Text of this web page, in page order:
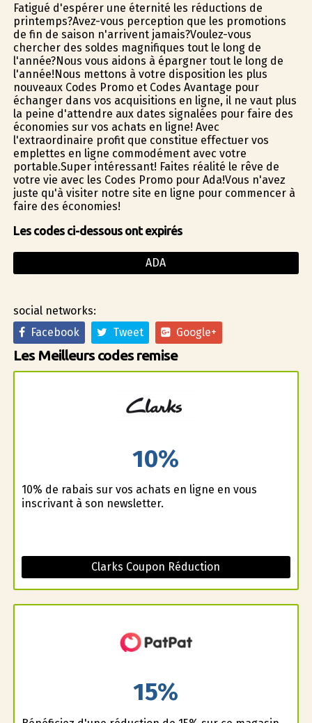
Fatigué d'espérer une éternité les réductions de
printemps?Avez-vous perception que les promotions
de fin de saison n'arrivent jamais?Voulez-vous
chercher des soldes magnifiques tout le long de
l'année?Nous vous aidons à épargner tout le long de
l'année!Nous mettons à votre disposition les plus
nouveaux Codes Promo et Codes Avantage pour
échanger dans vos acquisitions en ligne, il ne vaut plus
la peine d'attendre aux dates signalées pour faire des
économies sur vos achats en ligne! Avec
l'extraordinaire profit que constitue effectuer vos
emplettes en ligne commodément avec votre
portable.Super intéressant! Faites réalité le rêve de
votre vie avec les Codes Promo pour Ada!Vous n'avez
juste qu'à visiter notre site en ligne pour commencer à
faire des économies!
Les codes ci-dessous ont expirés
ADA
social networks:
Facebook
Tweet Google+
Les Meilleurs codes remise
10%
10% de rabais sur vos achats en ligne en vous
inscrivant à son newsletter.
Clarks Coupon Réduction
15%